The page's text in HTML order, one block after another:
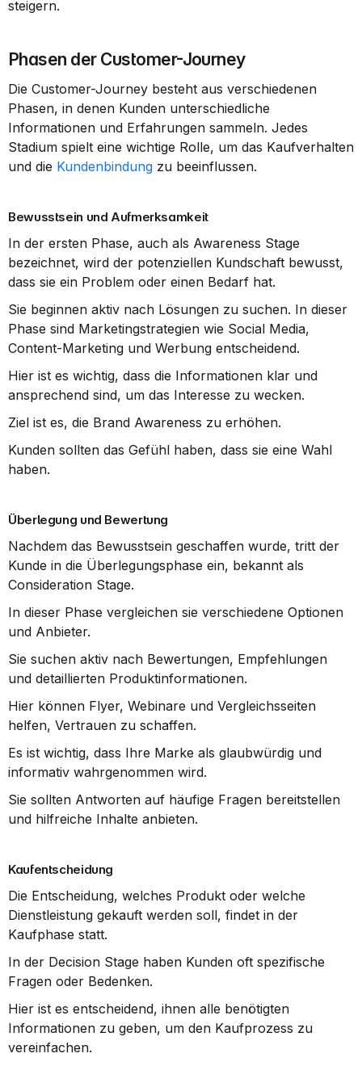
steigern.
Phasen der Customer-Journey
Die Customer-Journey besteht aus verschiedenen
Phasen, in denen Kunden unterschiedliche
Informationen und Erfahrungen sammeln. Jedes
Stadium spielt eine wichtige Rolle, um das Kaufverhalten
und die Kundenbindung zu beeinflussen.
Bewusstsein und Aufmerksamkeit
In der ersten Phase, auch als Awareness Stage
bezeichnet, wird der potenziellen Kundschaft bewusst,
dass sie ein Problem oder einen Bedarf hat.
Sie beginnen aktiv nach Lösungen zu suchen. In dieser
Phase sind Marketingstrategien wie Social Media,
Content-Marketing und Werbung entscheidend.
Hier ist es wichtig, dass die Informationen klar und
ansprechend sind, um das Interesse zu wecken.
Ziel ist es, die Brand Awareness zu erhöhen.
Kunden sollten das Gefühl haben, dass sie eine Wahl
haben.
Überlegung und Bewertung
Nachdem das Bewusstsein geschaffen wurde, tritt der
Kunde in die Überlegungsphase ein, bekannt als
Consideration Stage.
In dieser Phase vergleichen sie verschiedene Optionen
und Anbieter.
Sie suchen aktiv nach Bewertungen, Empfehlungen
und detaillierten Produktinformationen.
Hier können Flyer, Webinare und Vergleichsseiten
helfen, Vertrauen zu schaffen.
Es ist wichtig, dass Ihre Marke als glaubwürdig und
informativ wahrgenommen wird.
Sie sollten Antworten auf häufige Fragen bereitstellen
und hilfreiche Inhalte anbieten.
Kaufentscheidung
Die Entscheidung, welches Produkt oder welche
Dienstleistung gekauft werden soll, findet in der
Kaufphase statt.
In der Decision Stage haben Kunden oft spezifische
Fragen oder Bedenken.
Hier ist es entscheidend, ihnen alle benötigten
Informationen zu geben, um den Kaufprozess zu
vereinfachen.